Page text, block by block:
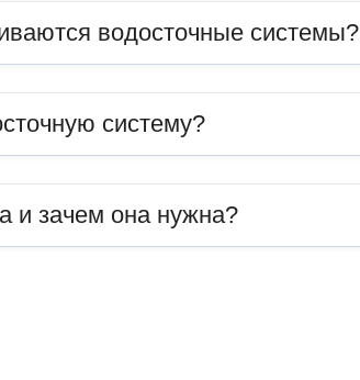
водосточные системы?
систему?
и зачем она нужна?